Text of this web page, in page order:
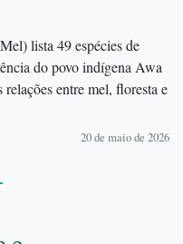
lista 49 espécies de
do povo indígena Awa
entre mel, floresta e
20 de maio de 2026